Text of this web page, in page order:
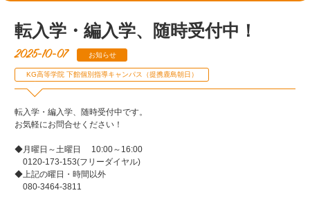
転入学・編入学、随時受付中！
2025-10-07 お知らせ
KG高等学院 下館個別指導キャンパス（提携鹿島朝日）
転入学・編入学、随時受付中です。
お気軽にお問合せください！
◆月曜日～土曜日 10:00～16:00
0120-173-153(フリーダイヤル)
◆上記の曜日・時間以外
080-3464-3811